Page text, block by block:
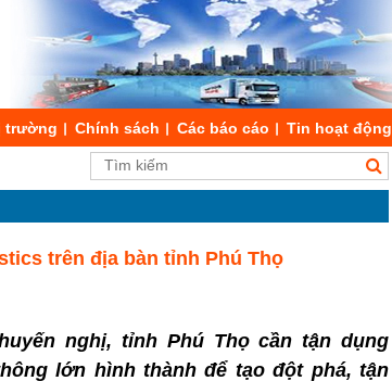
trường Chính sách Các báo cáo Tin hoạt động
trên địa bàn tỉnh Phú Thọ
nghị, tỉnh Phú Thọ cần tận dụng
lớn hình thành để tạo đột phá, tận